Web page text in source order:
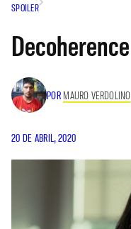
SPOILER
Decoherence
POR MAURO VERDOLINO
20 DE ABRIL, 2020